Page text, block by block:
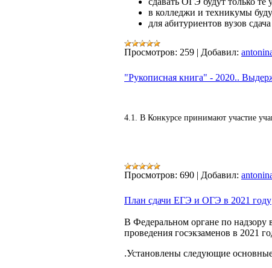
в колледжи и техникумы
для абитуриентов вузов
Просмотров: 259 | Добавил:
"Рукописная книга" - 2020..
4.1. В Конкурсе принимают участие
Просмотров: 690 | Добавил:
План сдачи ЕГЭ и ОГЭ в 2021 году
В Федеральном органе по надзору
проведения госэкзаменов в 2021
.Установлены следующие